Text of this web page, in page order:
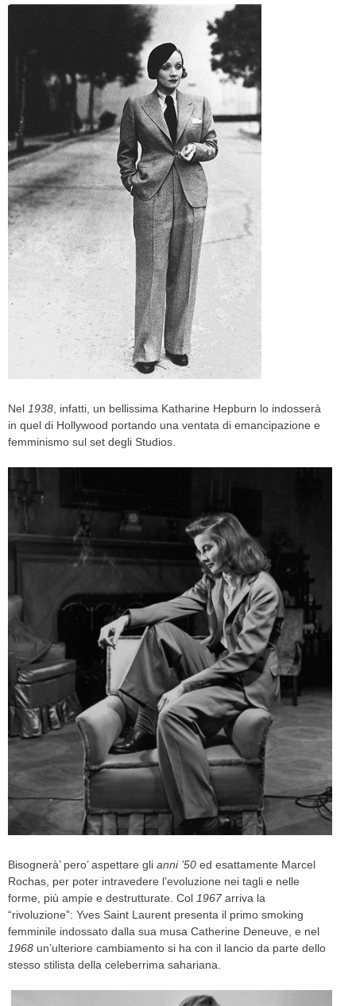
ABOUT
ARCHIVES
CONTACT
HOME
Nel 1938 , infatti, un bellissima Katharine Hepburn lo indosserà
in quel di Hollywood portando una ventata di emancipazione e
femminismo sul set degli Studios.
Bisognerà’ pero’ aspettare gli anni ’50 ed esattamente Marcel
Rochas, per poter intravedere l’evoluzione nei tagli e nelle
forme, più ampie e destrutturate. Col 1967 arriva la
“rivoluzione”: Yves Saint Laurent presenta il primo smoking
femminile indossato dalla sua musa Catherine Deneuve, e nel
1968 un’ulteriore cambiamento si ha con il lancio da parte dello
stesso stilista della celeberrima sahariana.